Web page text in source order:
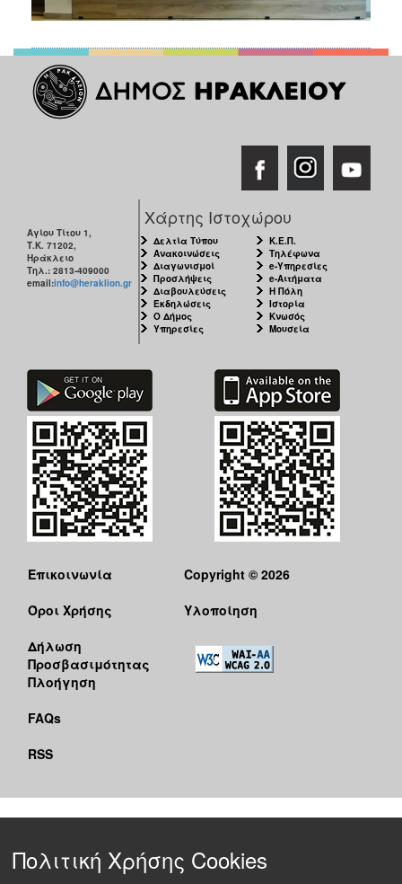
Αγίου Τίτου 1,
Τ.Κ. 71202,
Ηράκλειο
Τηλ.: 2813-409000
email:info@heraklion.gr
Χάρτης Ιστοχώρου
Δελτία Τύπου
Ανακοινώσεις
Διαγωνισμοί
Προσλήψεις
Διαβουλεύσεις
Εκδηλώσεις
Ο Δήμος
Υπηρεσίες
Κ.Ε.Π.
Τηλέφωνα
e-Υπηρεσίες
e-Αιτήματα
Η Πόλη
Ιστορία
Κνωσός
Μουσεία
Επικοινωνία
Όροι Χρήσης
Δήλωση
Προσβασιμότητας
Πλοήγηση
FAQs
RSS
Copyright © 2026
Υλοποίηση
Πολιτική Χρήσης Cookies